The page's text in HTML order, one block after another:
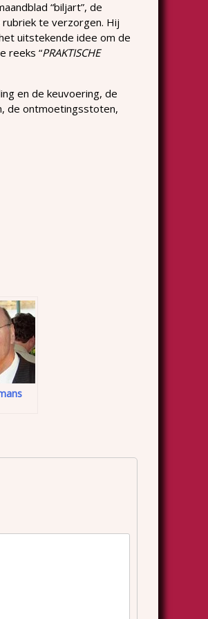
“biljart”, de
rubriek te verzorgen. Hij
uitstekende idee om de
reeks “PRAKTISCHE
en de keuvoering, de
de ontmoetingsstoten,